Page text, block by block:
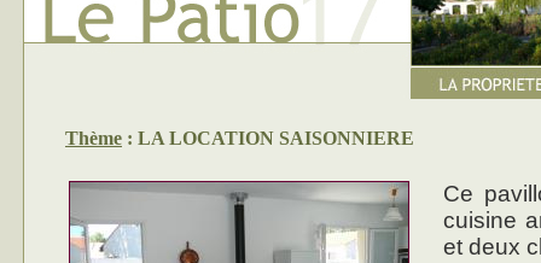
Thème : LA LOCATION SAISONNIERE
Ce
cuisine
et deux